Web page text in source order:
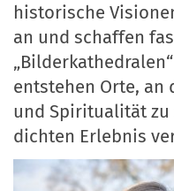
historische
an und schaffen
entstehen Orte, an
und Spiritualität
dichten Erlebnis